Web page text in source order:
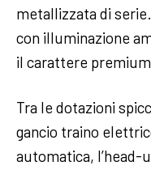
metallizzata di
con illuminazione
il carattere
Tra le dotazioni
gancio traino
automatica, l’head-